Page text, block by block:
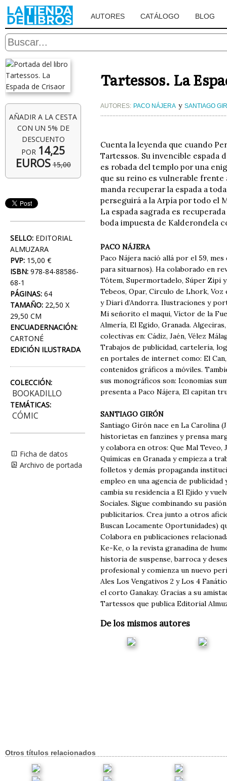
AUTORES CATÁLOGO BLOG
AÑADIR A LA CESTA
CON UN 5% DE
DESCUENTO
POR 14,25
EUROS 15,00
SELLO: EDITORIAL
ALMUZARA
PVP: 15,00 €
ISBN: 978-84-88586-
68-1
PÁGINAS: 64
TAMAÑO: 22,50 X
29,50 CM
ENCUADERNACIÓN:
CARTONÉ
EDICIÓN ILUSTRADA
COLECCIÓN:
BOOKADILLO
TEMÁTICAS:
CÓMIC
Ficha de datos
Archivo de portada
Tartessos. La
AUTORES: PACO NÁJERA y SANTIAGO
Cuenta la leyenda que cuando
Tartessos. Su invencible espada
es robada del templo por una
que su reino es vulnerable frente
manda recuperar la espada a
perseguirá a la Arpía por todo el
La espada sagrada es
boda impuesta de Kalderondela
PACO NÁJERA
Paco Nájera nació allá por el 59,
para situarnos). Ha colaborado en
Tótem, Supermortadelo, Súper Zipi
Tebeos, Opar, Circulo de Lhork, Voz
y Diari d’Andorra. Ilustraciones y
Mi señorito el maqui, Víctor de la
Almería, El Egido, Granada.
colectivas en: Cádiz, Jaén, Vélez
Trabajos de publicidad, cartelería,
en portales de internet como: El
contenidos gráficos a móviles.
sus monográficos son: Iconomias
presenta a Paco Nájera, El capitan
SANTIAGO GIRÓN
Santiago Girón nace en La Carolina
historietas en fanzines y prensa
y colabora en otros: Que Mal Teveo,
Químicas en Granada y empieza a
folletos y demás propaganda
empleo en una agencia de
cambia su residencia a El Ejido y
Sociales. Sigue combinando su
publicitarios. Crea junto a otros
Buscan Locamente Oportunidades)
Colabora en publicaciones
Ke-Ke, o la revista granadina de
historia de suspense, barroca y
profesional y comienza un nuevo
Ales Los Vengativos 2 y Los 4
el corto Ganakay. Gracias a su
Tartessos que publica Editorial
De los mismos autores
Otros títulos relacionados